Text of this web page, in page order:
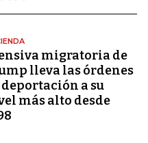
migratoria de
lleva las órdenes
deportación a su
más alto desde